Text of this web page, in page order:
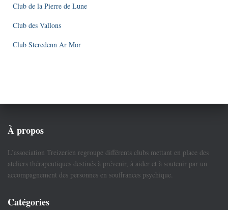
Club de la Pierre de Lune
Club des Vallons
Club Steredenn Ar Mor
À propos
L’association Treizerien regroupe différents clubs mettant en place des
ateliers thérapeutiques destinés à prévenir, à aider et à soutenir par un
accompagnement des personnes en souffrances psychique.
Catégories